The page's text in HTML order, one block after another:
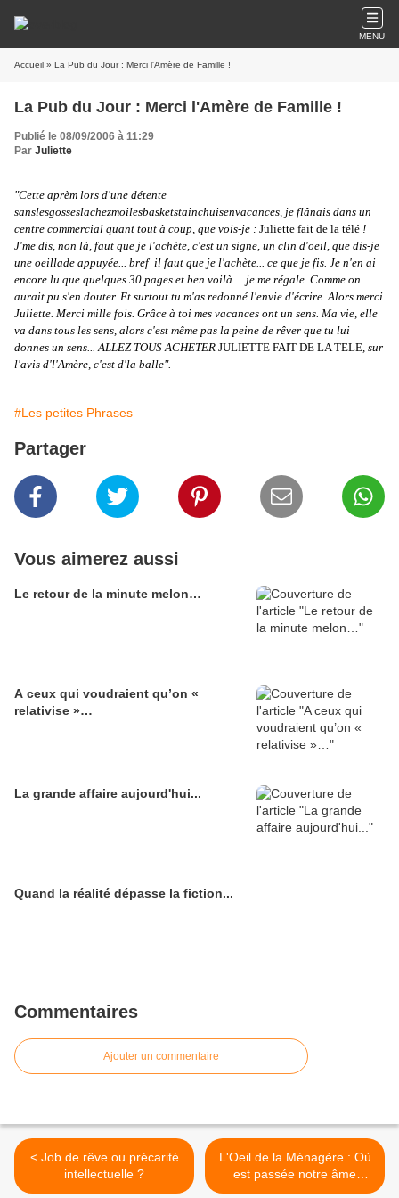
MENU
Accueil » La Pub du Jour : Merci l'Amère de Famille !
La Pub du Jour : Merci l'Amère de Famille !
Publié le 08/09/2006 à 11:29
Par Juliette
"Cette aprèm lors d'une détente
sanslesgosseslachezmoilesbasketstainchuisenvacances, je flânais dans un
centre commercial quant tout à coup, que vois-je : Juliette fait de la télé !
J'me dis, non là, faut que je l'achète, c'est un signe, un clin d'oeil, que dis-je
une oeillade appuyée... bref il faut que je l'achète... ce que je fis. Je n'en ai
encore lu que quelques 30 pages et ben voilà ... je me régale. Comme on
aurait pu s'en douter. Et surtout tu m'as redonné l'envie d'écrire. Alors merci
Juliette. Merci mille fois. Grâce à toi mes vacances ont un sens. Ma vie, elle
va dans tous les sens, alors c'est même pas la peine de rêver que tu lui
donnes un sens... ALLEZ TOUS ACHETER JULIETTE FAIT DE LA TELE, sur
l'avis d'l'Amère, c'est d'la balle".
#Les petites Phrases
Partager
Vous aimerez aussi
Le retour de la minute melon…
A ceux qui voudraient qu’on «
relativise »…
La grande affaire aujourd'hui...
Quand la réalité dépasse la fiction...
Commentaires
Ajouter un commentaire
< Job de rêve ou précarité
intellectuelle ?
L'Oeil de la Ménagère : Où
est passée notre âme
d'enfant ? >